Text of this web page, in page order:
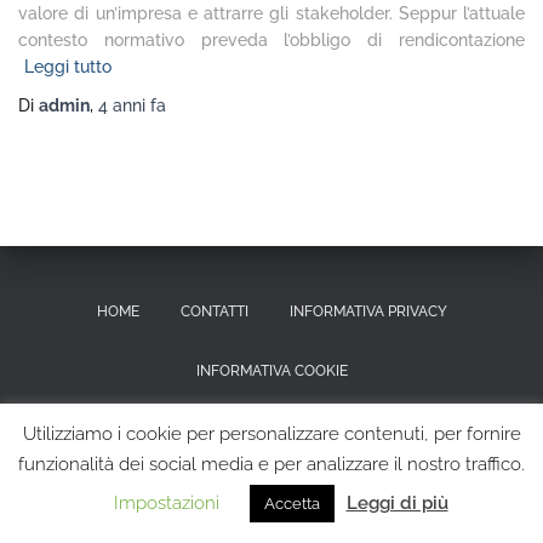
valore di un’impresa e attrarre gli stakeholder. Seppur l’attuale
contesto normativo preveda l’obbligo di rendicontazione
Leggi tutto
Di admin, 4 anni fa
HOME CONTATTI INFORMATIVA PRIVACY
INFORMATIVA COOKIE
RICHIESTA CANCELLAZIONE DEI DATI PERSONALI
Hestia | Sviluppato daThemeIsle
Utilizziamo i cookie per personalizzare contenuti, per fornire
funzionalità dei social media e per analizzare il nostro traffico.
Impostazioni
Accetta Leggi di più